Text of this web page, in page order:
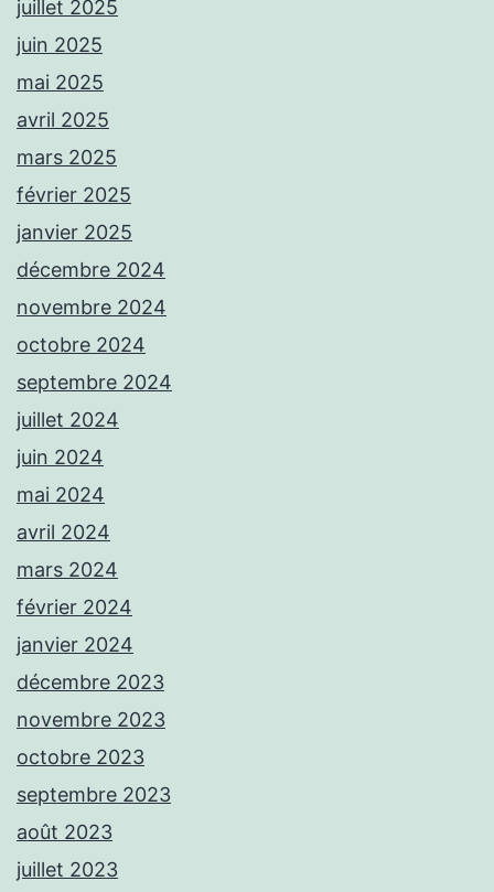
juillet 2025
juin 2025
mai 2025
avril 2025
mars 2025
février 2025
janvier 2025
décembre 2024
novembre 2024
octobre 2024
septembre 2024
juillet 2024
juin 2024
mai 2024
avril 2024
mars 2024
février 2024
janvier 2024
décembre 2023
novembre 2023
octobre 2023
septembre 2023
août 2023
juillet 2023